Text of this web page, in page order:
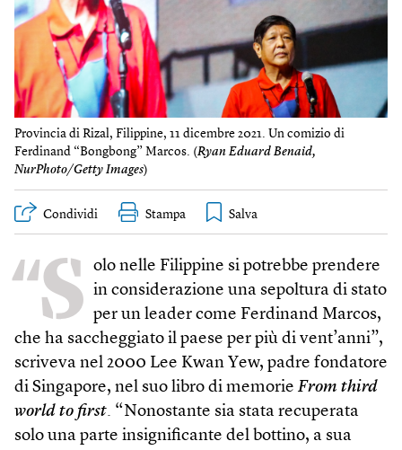
Provincia di Rizal, Filippine, 11 dicembre 2021. Un comizio di
Ferdinand “Bongbong” Marcos. (Ryan Eduard Benaid,
NurPhoto/Getty Images)
Condividi Stampa
“S olo nelle Filippine si potrebbe prendere
in considerazione una sepoltura di stato
per un leader come Ferdinand Marcos,
che ha saccheggiato il paese per più di vent’anni”,
scriveva nel 2000 Lee Kwan Yew, padre fondatore
di Singapore, nel suo libro di memorie From third
world to first. “Nonostante sia stata recuperata
solo una parte insignificante del bottino, a sua